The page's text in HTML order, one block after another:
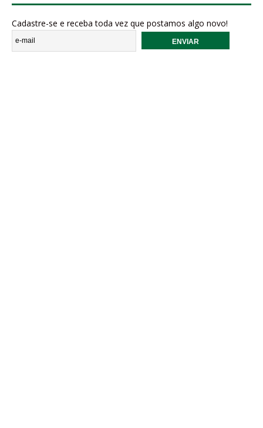
Cadastre-se e receba toda vez que postamos algo novo!